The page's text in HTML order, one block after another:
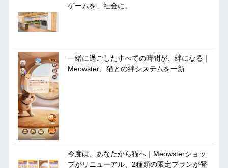
ゲームを、社会に。
一緒に過ごしたすべての時間が、絆になる｜
Meowster、猫との絆システムを一新
今度は、あなたから猫へ｜Meowsterショッ
プがリニューアル、2種類の限定プランが登